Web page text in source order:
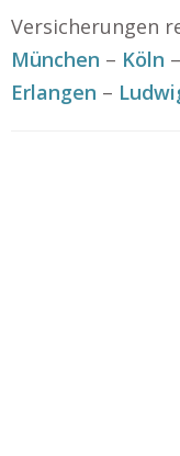
Versicherungen
München – Köln –
Erlangen –